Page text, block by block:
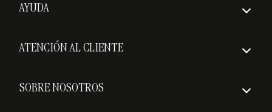
AYUDA
Cómo hacer un pedido
Plazos de entrega
ATENCIÓN AL CLIENTE
SOBRE NOSOTROS